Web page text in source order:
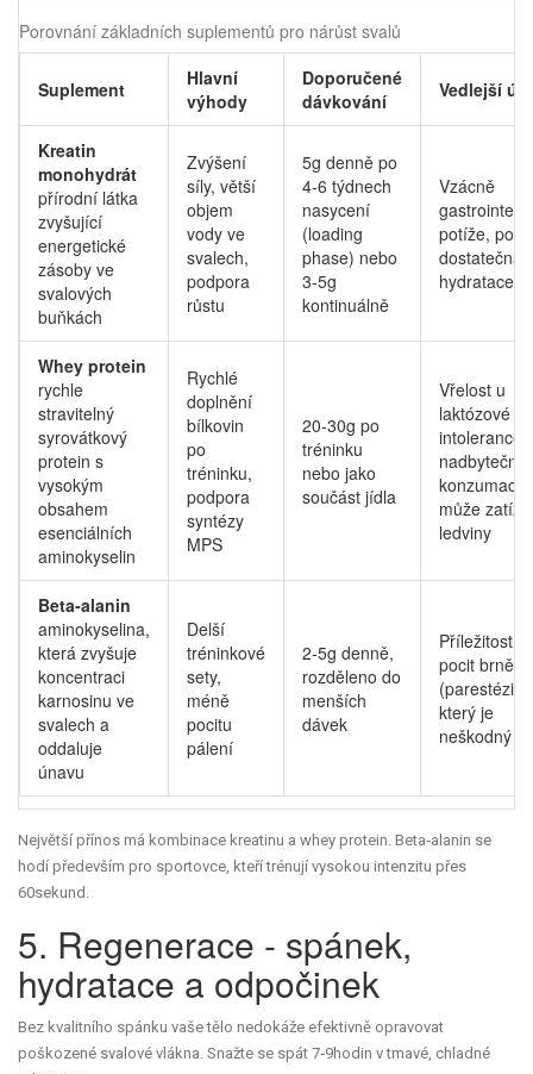
Porovnání základních suplementů pro nárůst svalů
Suplement
Hlavní
výhody
Doporučené
dávkování
Vedlejší
Kreatin
monohydrát
přírodní látka
zvyšující
energetické
zásoby ve
svalových
buňkách
Zvýšení
síly, větší
objem
vody ve
svalech,
podpora
růstu
5g denně po
4‑6 týdnech
nasycení
(loading
phase) nebo
3‑5g
kontinuálně
Vzácně
potíže,
dostatečná
hydratace
Whey protein
rychle
stravitelný
syrovátkový
protein s
vysokým
obsahem
esenciálních
aminokyselin
Rychlé
doplnění
bílkovin
po
tréninku,
podpora
syntézy
MPS
20‑30g po
tréninku
nebo jako
součást jídla
Vřelost u
laktózové
intolerance,
nadbytečná
konzumace
může zatížit
ledviny
Beta‑alanin
aminokyselina,
která zvyšuje
koncentraci
karnosinu ve
svalech a
oddaluje
únavu
Delší
tréninkové
sety,
méně
pocitu
pálení
2‑5g denně,
rozděleno do
menších
dávek
Příležitostný
pocit brnění
(parestézie),
který je
neškodný
Největší přínos má kombinace kreatinu a whey protein. Beta‑alanin se
hodí především pro sportovce, kteří trénují vysokou intenzitu přes
60sekund.
5. Regenerace - spánek,
hydratace a odpočinek
Bez kvalitního spánku vaše tělo nedokáže efektivně opravovat
poškozené svalové vlákna. Snažte se spát 7‑9hodin v tmavé, chladné